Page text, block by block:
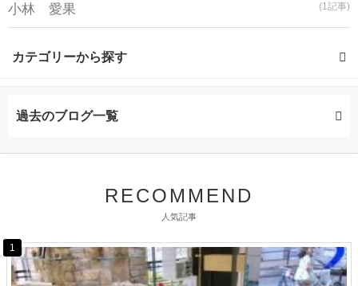
小林 愛果 (1記事)
カテゴリーから探す
カラー・ヘアカラー (3記事)
過去のブログ一覧
RECOMMEND
人気記事
1